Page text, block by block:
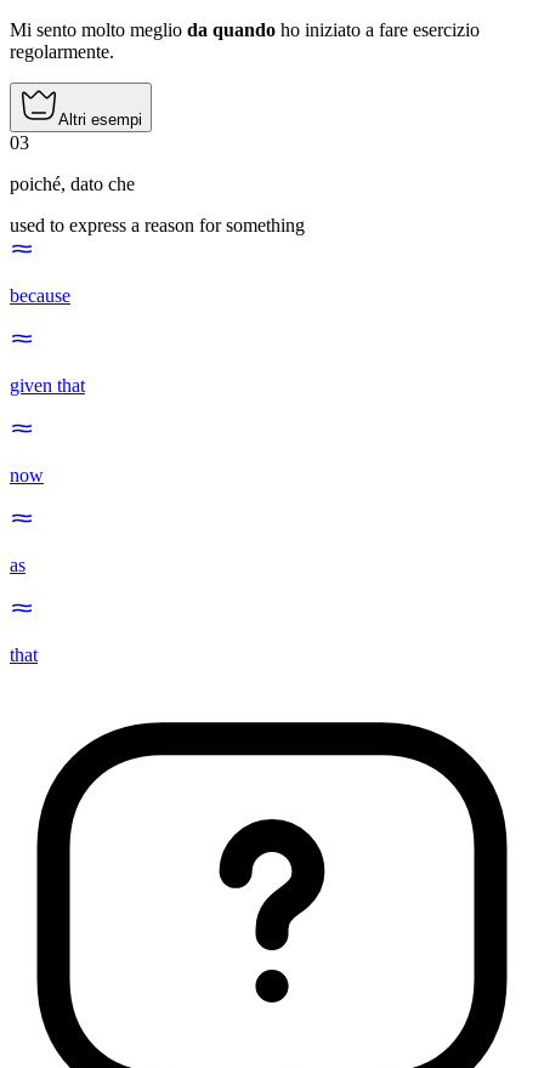
Mi sento molto meglio da quando ho iniziato a fare esercizio
regolarmente.
Altri esempi
03
poiché, dato che
used to express a reason for something
because
given that
now
as
that